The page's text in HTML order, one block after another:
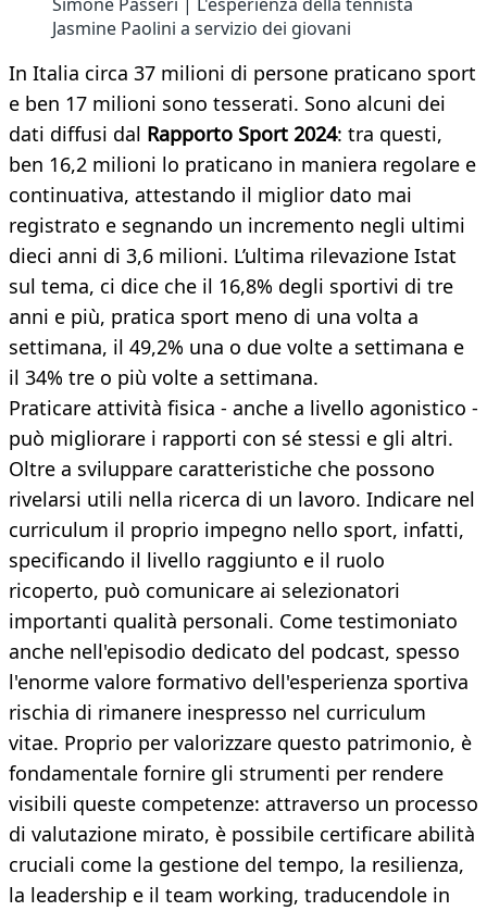
Jasmine Paolini a servizio dei giovani
In Italia circa 37 milioni di persone praticano sport
e ben 17 milioni sono tesserati. Sono alcuni dei
dati diffusi dal Rapporto Sport 2024: tra questi,
ben 16,2 milioni lo praticano in maniera regolare e
continuativa, attestando il miglior dato mai
registrato e segnando un incremento negli ultimi
dieci anni di 3,6 milioni. L’ultima rilevazione Istat
sul tema, ci dice che il 16,8% degli sportivi di tre
anni e più, pratica sport meno di una volta a
settimana, il 49,2% una o due volte a settimana e
il 34% tre o più volte a settimana.
Praticare attività fisica - anche a livello agonistico -
può migliorare i rapporti con sé stessi e gli altri.
Oltre a sviluppare caratteristiche che possono
rivelarsi utili nella ricerca di un lavoro. Indicare nel
curriculum il proprio impegno nello sport, infatti,
specificando il livello raggiunto e il ruolo
ricoperto, può comunicare ai selezionatori
importanti qualità personali. Come testimoniato
anche nell'episodio dedicato del podcast, spesso
l'enorme valore formativo dell'esperienza sportiva
rischia di rimanere inespresso nel curriculum
vitae. Proprio per valorizzare questo patrimonio, è
fondamentale fornire gli strumenti per rendere
visibili queste competenze: attraverso un processo
di valutazione mirato, è possibile certificare abilità
cruciali come la gestione del tempo, la resilienza,
la leadership e il team working, traducendole in